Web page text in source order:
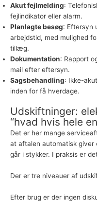
Akut fejlmelding:
fejlindikator eller alarm.
Planlagte besøg: Eftersyn
arbejdstid, med mulighed
tillæg.
Dokumentation: Rapport
mail efter eftersyn.
Sagsbehandling: Ikke-
inden for få hverdage.
Udskiftninger:
“hvad hvis hele
Det er her mange
at aftalen automatisk giver
går i stykker. I praksis er
Der er tre niveauer af
Efter brug er der ingen